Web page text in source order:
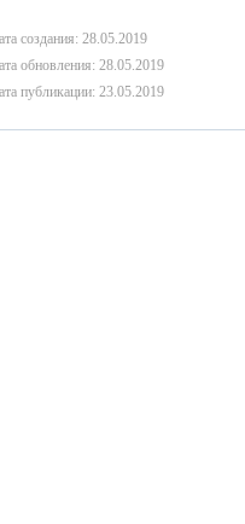
создания: 28.05.2019
обновления: 28.05.2019
публикации: 23.05.2019